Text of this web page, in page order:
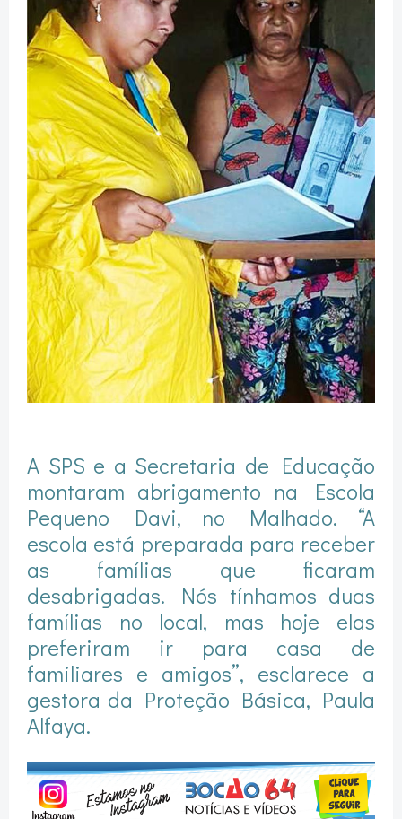
A SPS e a Secretaria de Educação
montaram abrigamento na Escola
Pequeno Davi, no Malhado. “A
escola está preparada para receber
as famílias que ficaram
desabrigadas. Nós tínhamos duas
famílias no local, mas hoje elas
preferiram ir para casa de
familiares e amigos”, esclarece a
gestora da Proteção Básica, Paula
Alfaya.